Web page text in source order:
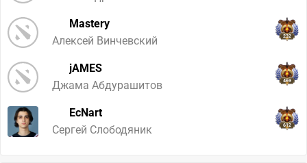
Mastery
Алексей Винчевский
232
jAMES
Джама Абдурашитов
469
EcNart
Сергей Слободяник
612